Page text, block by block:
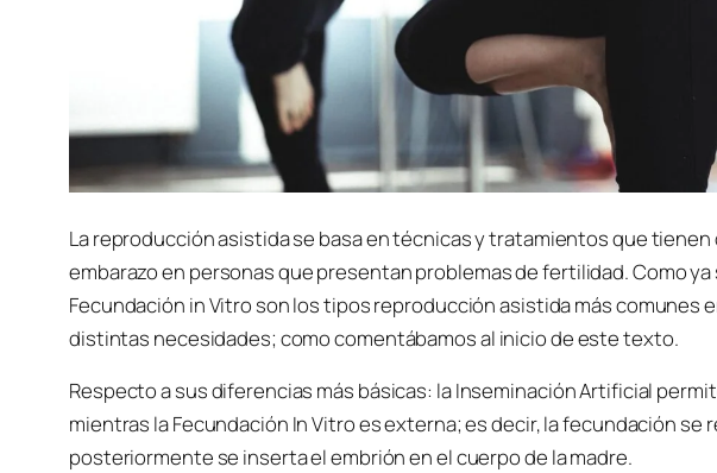
La reproducción asistida se basa en técnicas y tratamientos que
embarazo en personas que presentan problemas de fertilidad. Como
Fecundación in Vitro son los tipos reproducción asistida más comunes
distintas necesidades; como comentábamos al inicio de este texto.
Respecto a sus diferencias más básicas: la Inseminación Artificial
mientras la Fecundación In Vitro es externa; es decir, la fecundación se
posteriormente se inserta el embrión en el cuerpo de la madre.